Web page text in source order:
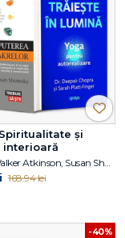
și
interioară
168.94 lei
-40%